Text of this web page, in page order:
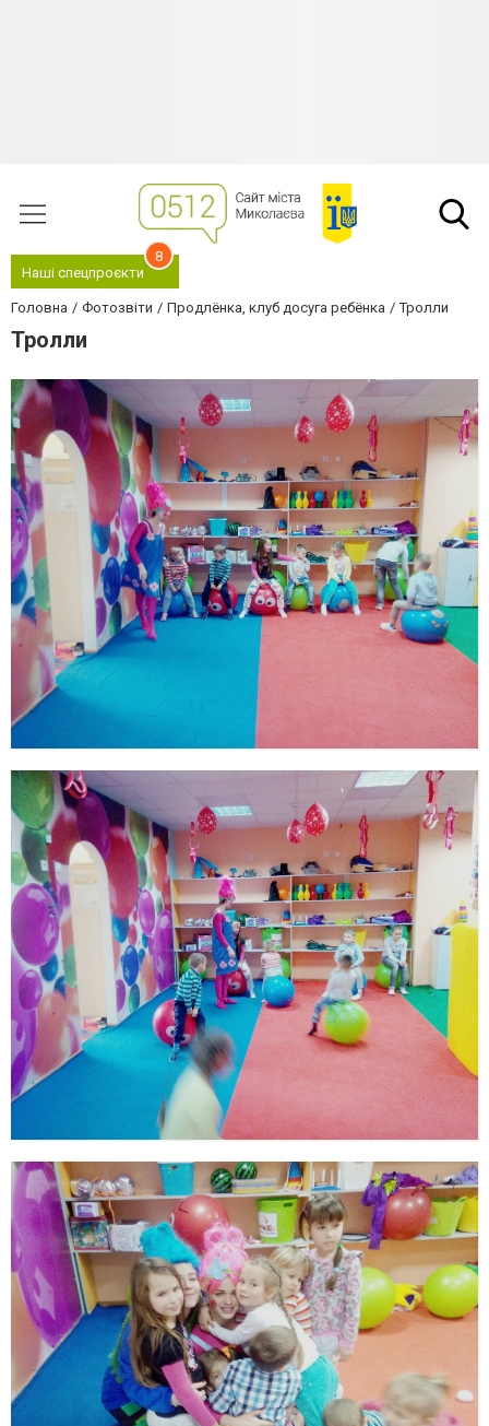
Наші спецпроєкти
8
Головна Фотозвіти Продлёнка, клуб досуга ребёнка Тролли
Тролли